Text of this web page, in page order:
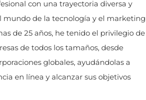
con una trayectoria diversa y
mundo de la tecnología y el marketing
de 25 años, he tenido el privilegio de
de todos los tamaños, desde
globales, ayudándolas a
en línea y alcanzar sus objetivos